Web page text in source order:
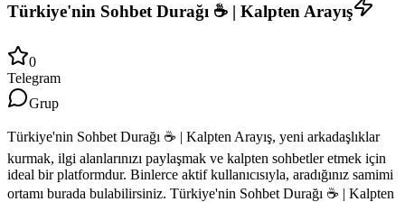
Türkiye'nin Sohbet Durağı ☕ | Kalpten Arayış
0
Telegram
Grup
Türkiye'nin Sohbet Durağı ☕ | Kalpten Arayış, yeni arkadaşlıklar
kurmak, ilgi alanlarınızı paylaşmak ve kalpten sohbetler etmek için
ideal bir platformdur. Binlerce aktif kullanıcısıyla, aradığınız samimi
ortamı burada bulabilirsiniz. Türkiye'nin Sohbet Durağı ☕ | Kalpten